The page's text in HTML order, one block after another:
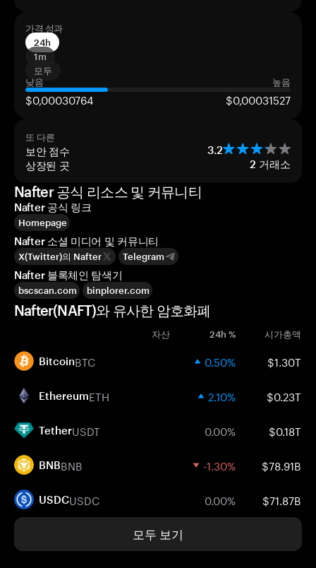
가격 성과
24h
1m
모두
낮음
높음
$0,00030764 $0,00031527
또 다른
보안 점수 3.2
상장된 곳 2 거래소
Nafter 공식 리소스 및 커뮤니티
Nafter 공식 링크
Homepage
Nafter 소셜 미디어 및 커뮤니티
X(Twitter)의 Nafter Telegram
Nafter 블록체인 탐색기
bscscan.com binplorer.com
Nafter(NAFT)와 유사한 암호화폐
자산 24h % 시가총액
BitcoinBTC 0.50% $1.30T
EthereumETH 2.10% $0.23T
TetherUSDT 0.00% $0.18T
BNBBNB -1.30% $78.91B
USDCUSDC 0.00% $71.87B
모두 보기